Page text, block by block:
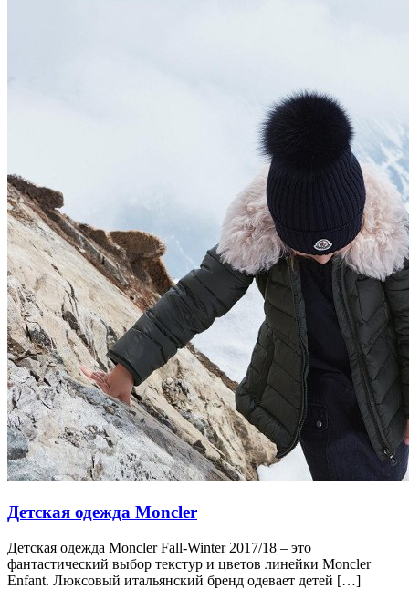
Детская одежда Moncler
Детская одежда Moncler Fall-Winter 2017/18 – это
фантастический выбор текстур и цветов линейки Moncler
Enfant. Люксовый итальянский бренд одевает детей […]